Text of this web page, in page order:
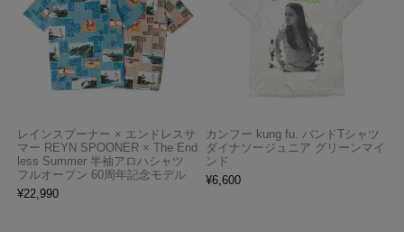
レインスプーナー × エンドレスサ
マー REYN SPOONER × The End
less Summer 半袖アロハシャツ
フルオープン 60周年記念モデル
¥22,990
カンフー kung fu. バンドTシャツ
ダイナソージュニア グリーンマイ
ンド
¥6,600